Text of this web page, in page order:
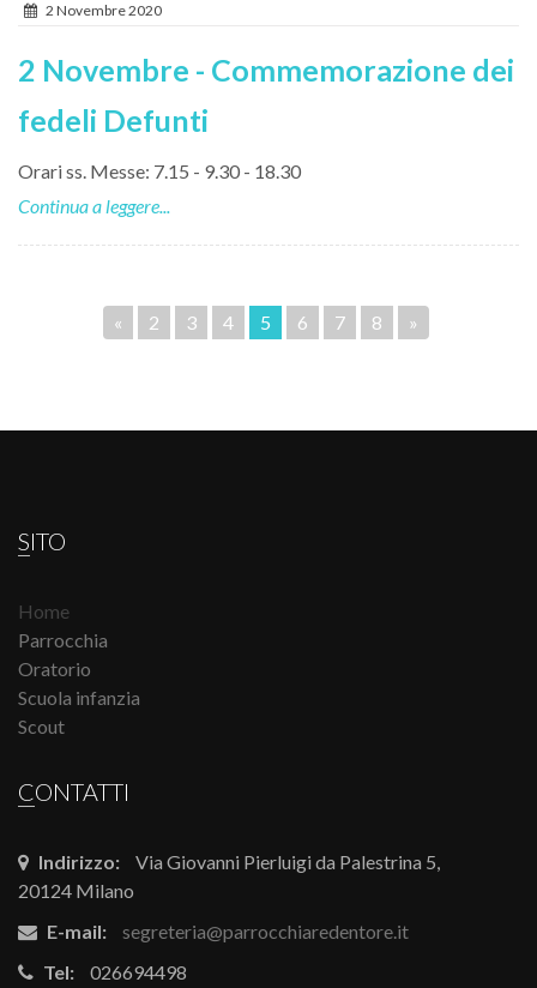
2 Novembre 2020
2 Novembre - Commemorazione dei
fedeli Defunti
Orari ss. Messe: 7.15 - 9.30 - 18.30
Continua a leggere...
« 2 3 4 5 6 7 8 »
SITO
Home
Parrocchia
Oratorio
Scuola infanzia
Scout
CONTATTI
Indirizzo:
Via Giovanni Pierluigi da Palestrina 5,
20124 Milano
E-mail:
segreteria@parrocchiaredentore.it
Tel:
026694498